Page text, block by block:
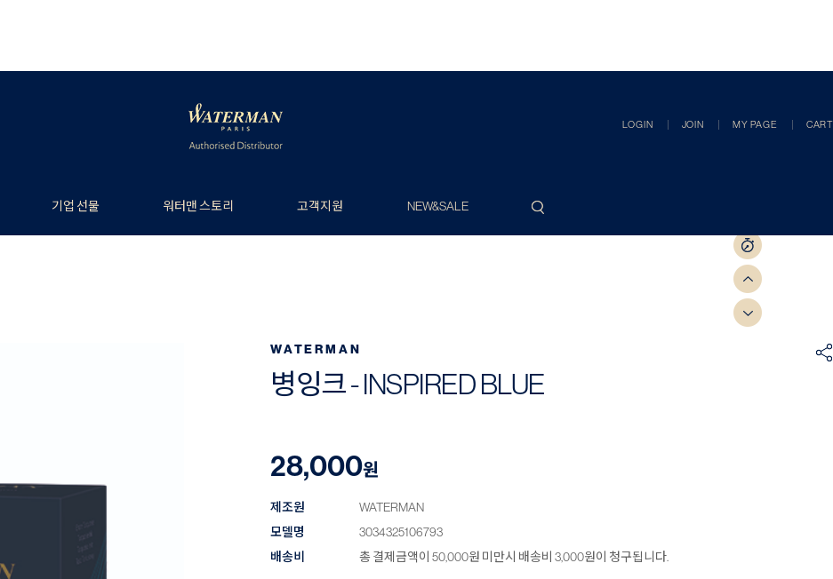
LOGIN JOIN MY PAGE CART
기업 선물 워터맨 스토리 고객지원 NEW&SALE
WATERMAN
병잉크 - INSPIRED BLUE
28,000원
제조원
WATERMAN
모델명
3034325106793
배송비
총 결제금액이 50,000원 미만시 배송비 3,000원이 청구됩니다.